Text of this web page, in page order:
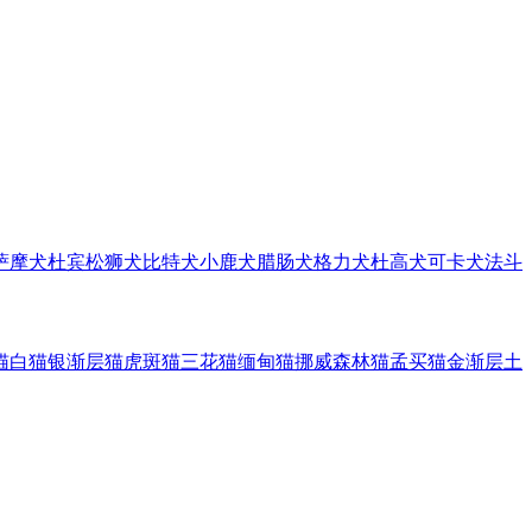
摩犬杜宾松狮犬比特犬小鹿犬腊肠犬格力犬杜高犬可卡犬法斗
白猫银渐层猫虎斑猫三花猫缅甸猫挪威森林猫孟买猫金渐层土